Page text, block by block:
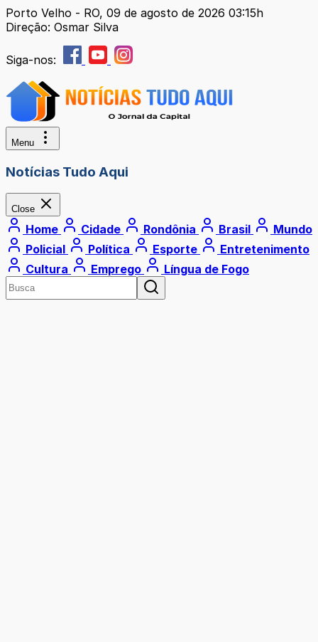
Porto Velho - RO, 09 de agosto de 2026 03:15h
Direção: Osmar Silva
Siga-nos:
Menu
Notícias Tudo Aqui
Close
Home Cidade Rondônia Brasil
Mundo
Policial
Política Esporte
Entretenimento
Cultura
Emprego Língua de Fogo